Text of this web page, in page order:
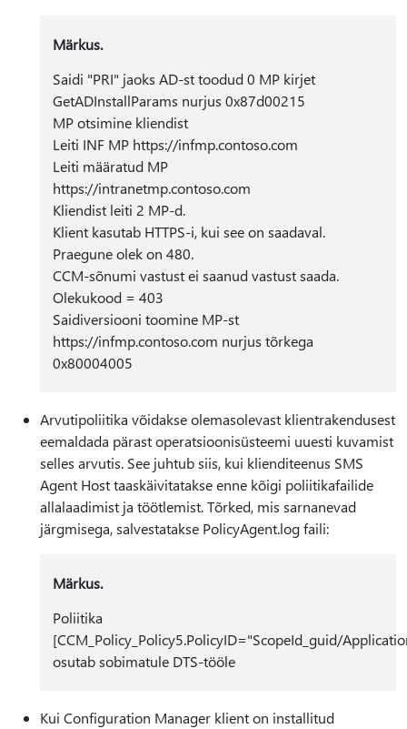
Märkus.
Saidi "PRI" jaoks AD-st toodud 0 MP kirjet
GetADInstallParams nurjus 0x87d00215
MP otsimine kliendist
Leiti INF MP https://infmp.contoso.com
Leiti määratud MP
https://intranetmp.contoso.com
Kliendist leiti 2 MP-d.
Klient kasutab HTTPS-i, kui see on saadaval.
Praegune olek on 480.
CCM-sõnumi vastust ei saanud vastust saada.
Olekukood = 403
Saidiversiooni toomine MP-st
https://infmp.contoso.com nurjus tõrkega
0x80004005
Arvutipoliitika võidakse olemasolevast klientrakendusest
eemaldada pärast operatsioonisüsteemi uuesti kuvamist
selles arvutis. See juhtub siis, kui klienditeenus SMS
Agent Host taaskäivitatakse enne kõigi poliitikafailide
allalaadimist ja töötlemist. Tõrked, mis sarnanevad
järgmisega, salvestatakse PolicyAgent.log faili:
Märkus.
Poliitika
[CCM_Policy_Policy5.PolicyID="ScopeId_guid/
osutab sobimatule DTS-tööle
Kui Configuration Manager klient on installitud